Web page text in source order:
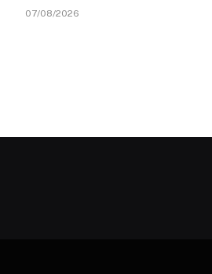
07/08/2026